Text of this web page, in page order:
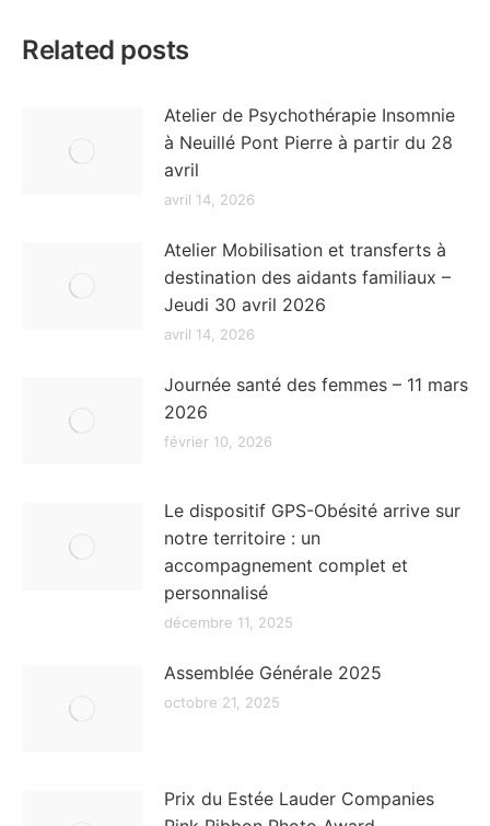
Related posts
Atelier de Psychothérapie Insomnie
à Neuillé Pont Pierre à partir du 28
avril
avril 14, 2026
Atelier Mobilisation et transferts à
destination des aidants familiaux –
Jeudi 30 avril 2026
avril 14, 2026
Journée santé des femmes – 11 mars
2026
février 10, 2026
Le dispositif GPS-Obésité arrive sur
notre territoire : un
accompagnement complet et
personnalisé
décembre 11, 2025
Assemblée Générale 2025
octobre 21, 2025
Prix du Estée Lauder Companies